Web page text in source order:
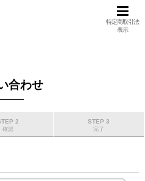
特定商取引法
表示
合わせ
2
確認
STEP 3
完了